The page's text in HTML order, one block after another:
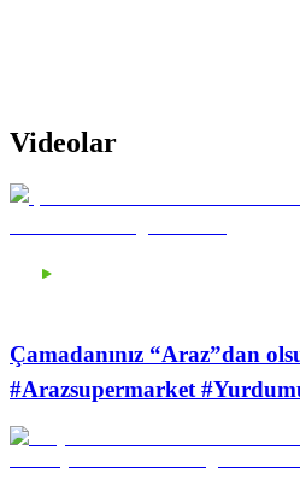
Videolar
Çamadanınız “Araz”dan
#Arazsupermarket